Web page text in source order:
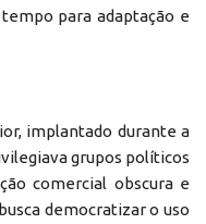
para adaptação e
implantado durante a
grupos políticos
comercial obscura e
democratizar o uso